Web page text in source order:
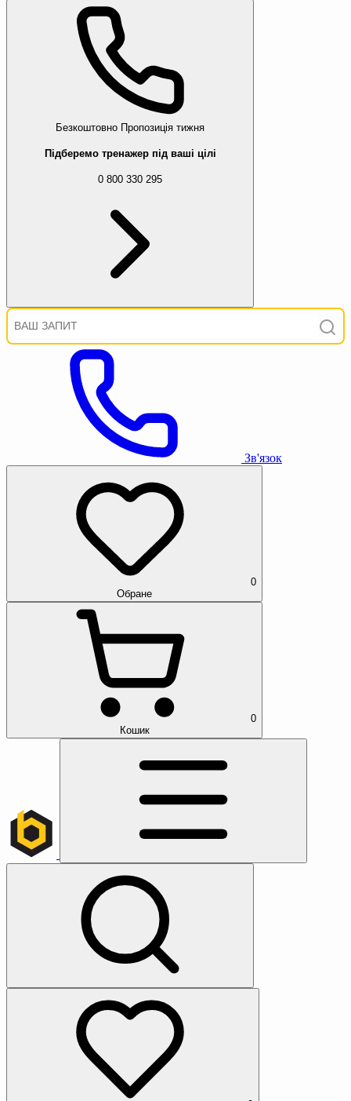
Безкоштовно Пропозиція тижня
Підберемо тренажер під ваші цілі
0 800 330 295
Зв'язок
0
Обране
0
Кошик